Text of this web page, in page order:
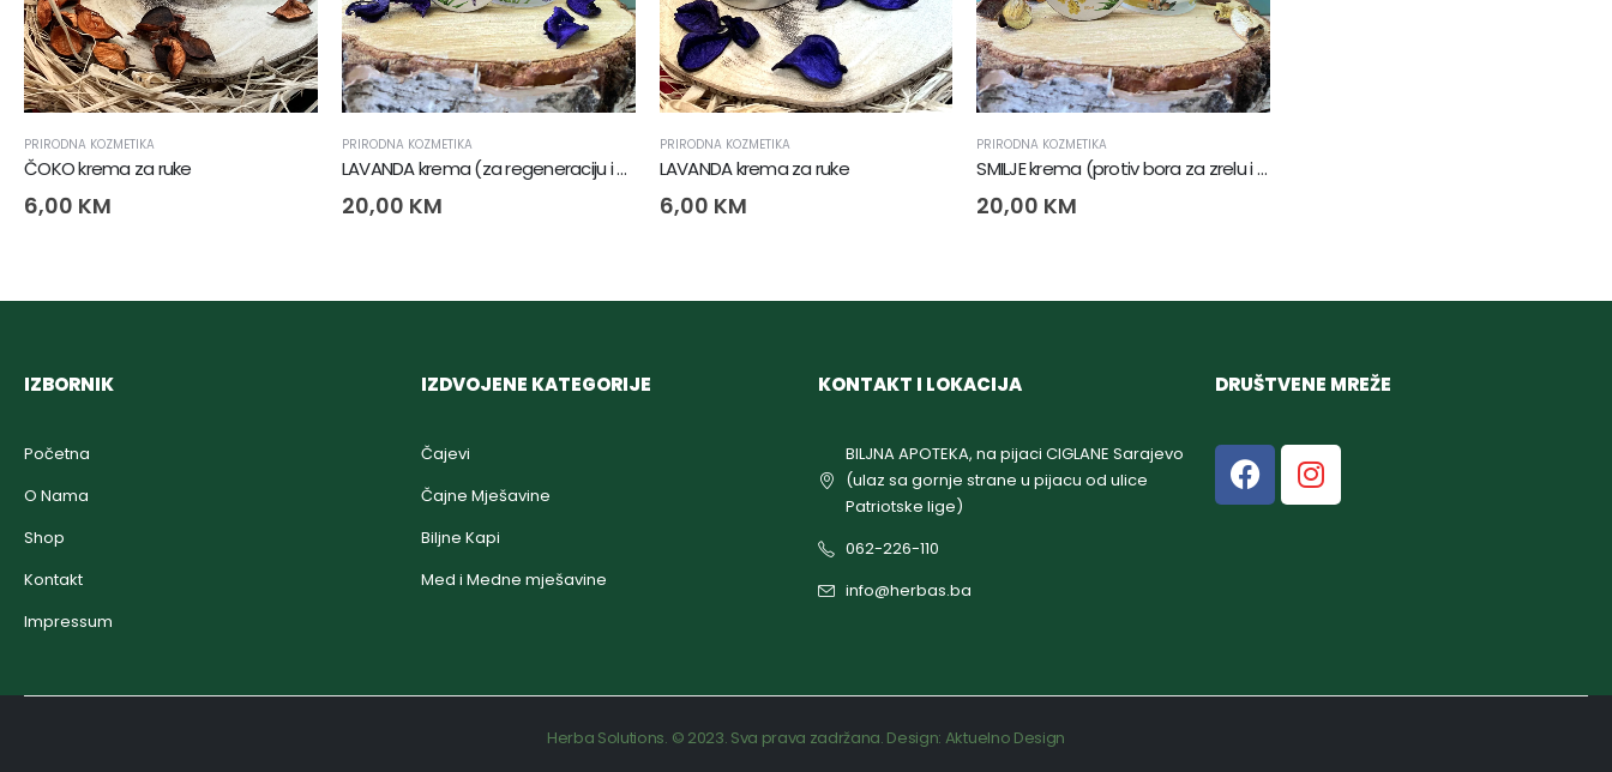
PRIRODNA KOZMETIKA
ČOKO krema za ruke
6,00 KM
PRIRODNA KOZMETIKA
LAVANDA krema (za regeneraciju i hidrataciju svih tipova kože)
20,00 KM
PRIRODNA KOZMETIKA
LAVANDA krema za ruke
6,00 KM
PRIRODNA KOZMETIKA
SMILJE krema (protiv bora za zrelu i osjetljivu kožu)
20,00 KM
IZBORNIK
Početna
O Nama
Shop
Kontakt
Impressum
IZDVOJENE KATEGORIJE
Čajevi
Čajne Mješavine
Biljne Kapi
Med i Medne mješavine
KONTAKT I LOKACIJA
BILJNA APOTEKA, na pijaci CIGLANE Sarajevo
(ulaz sa gornje strane u pijacu od ulice
Patriotske lige)
062-226-110
info@herbas.ba
DRUŠTVENE MREŽE
Herba Solutions. © 2023. Sva prava zadržana. Design: Aktuelno Design